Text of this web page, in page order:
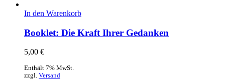
In den Warenkorb
Booklet: Die Kraft Ihrer Gedanken
5,00 €
Enthält 7% MwSt.
zzgl. Versand